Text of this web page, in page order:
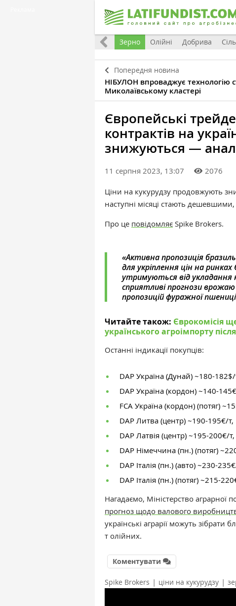
Світ Зерно Олійні Добрива
Попередня новина
НІБУЛОН впроваджує технологію
Миколаївському кластері
Європейські
контрактів на
знижуються —
11 серпня 2023, 13:07 2076
Ціни на кукурудзу продовжують
наступні місяці стають
Про це повідомляє Spike Brokers.
«Активна пропозиція
для укріплення цін на
утримуються від укладання
сприятливі прогнози врожаю
пропозицій фуражної
Читайте також: Єврокомісія
українського агроімпорту
Останні індикації покупців:
DAP Україна (Дунай) ~180-182$/
DAP Україна (кордон) ~140-
FCA Україна (кордон) (потяг)
DAP Литва (центр) ~190-195€/т,
DAP Латвія (центр) ~195-200€/т,
DAP Німеччина (пн.) (потяг)
DAP Італія (пн.) (авто) ~230-235
DAP Італія (пн.) (потяг) ~215-220
Нагадаємо, Міністерство аграрної
прогноз щодо валового
українські аграрії можуть
т олійних.
Коментувати
Spike Brokers | ціни на кукурудзу |